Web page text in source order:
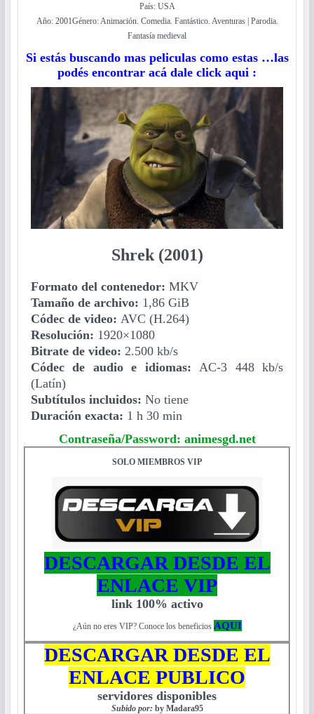
País: USA
Año: 2001Género: Animación. Comedia. Fantástico. Aventuras | Parodia.
Fantasía medieval
Si estás buscando mas peliculas como estas …las
podés encontrar acá dale click aqui :
Shrek (2001)
Formato del contenedor: MKV
Tamaño de archivo: 1,86 GiB
Códec de video: AVC (H.264)
Resolución: 1920×1080
Bitrate de video: 2.500 kb/s
Códec de audio e idiomas: AC-3 448 kb/s
(Latín)
Subtítulos incluidos: No tiene
Duración exacta: 1 h 30 min
Contraseña/Password: animesgd.net
SOLO MIEMBROS VIP
DESCARGAR DESDE EL
ENLACE VIP
link 100% activo
¿Aún no eres VIP? Conoce los beneficios AQUI
DESCARGAR DESDE EL
ENLACE PUBLICO
servidores disponibles
Subido por: by Madara95